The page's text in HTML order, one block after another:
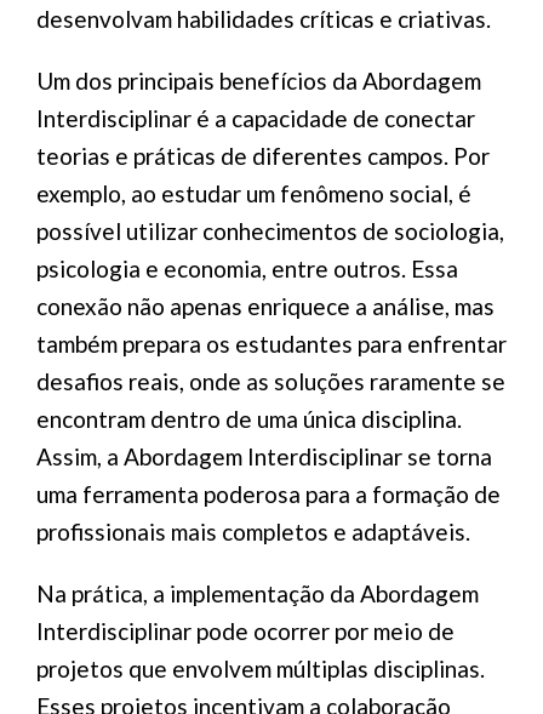
desenvolvam habilidades críticas e criativas.
Um dos principais benefícios da Abordagem
Interdisciplinar é a capacidade de conectar
teorias e práticas de diferentes campos. Por
exemplo, ao estudar um fenômeno social, é
possível utilizar conhecimentos de sociologia,
psicologia e economia, entre outros. Essa
conexão não apenas enriquece a análise, mas
também prepara os estudantes para enfrentar
desafios reais, onde as soluções raramente se
encontram dentro de uma única disciplina.
Assim, a Abordagem Interdisciplinar se torna
uma ferramenta poderosa para a formação de
profissionais mais completos e adaptáveis.
Na prática, a implementação da Abordagem
Interdisciplinar pode ocorrer por meio de
projetos que envolvem múltiplas disciplinas.
Esses projetos incentivam a colaboração